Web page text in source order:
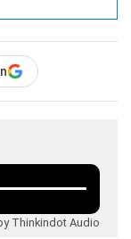
Thinkindot Audio